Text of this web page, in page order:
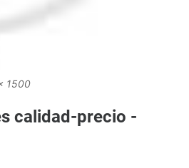
1500
calidad-precio -